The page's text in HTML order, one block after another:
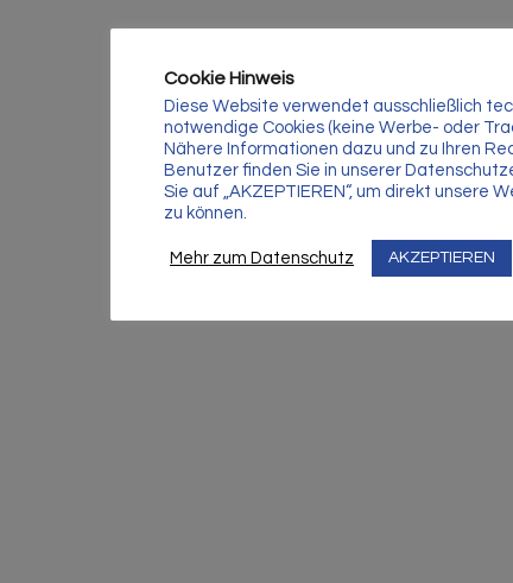
Cookie Hinweis
Diese Website verwendet ausschließlich
notwendige Cookies (keine Werbe- oder
Nähere Informationen dazu und zu Ihren
Benutzer finden Sie in unserer
Sie auf „AKZEPTIEREN“, um direkt unsere
zu können.
Mehr zum Datenschutz AKZEPTIEREN